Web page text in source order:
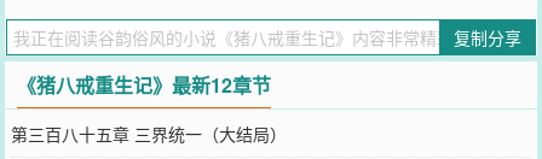
箭双雕呀！嫦娥美眉？洗白白等着俺老猪哟！高小姐，为你我抢夺如
来的宝贝！弱水妹妹，嫁给我吧！孙猴子，你不就是有根可大可小的
棍子，老猪却有昊天锤，神兵利器，两万三百斤，我宣布以后你是我
的小弟了！以后西游的主角是我，一边泡妞，
您要是觉得《
猪八戒重生记 》还不错的话请不要忘记向您QQ群和微博
微信里的朋友推荐哦！
复制分享
《猪八戒重生记》最新12章节
第三百八十五章 三界统一（大结局）